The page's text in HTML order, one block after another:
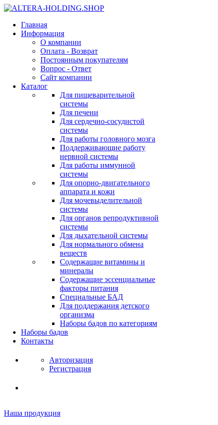
Главная
Информация
О компании
Оплата - Возврат
Постоянным покупателям
Вопрос - Ответ
Сайт компании
Каталог
Для пищеварительной
системы
Для печени
Для сердечно-сосудистой
системы
Для работы головного мозга
Поддерживающие работу
нервной системы
Для работы иммунной
системы
Для опорно-двигательного
аппарата и кожи
Для мочевыделительной
системы
Для органов репродуктивной
системы
Для дыхательной системы
Для нормального обмена
веществ
Содержащие витамины и
минералы
Содержащие эссенциальные
факторы питания
Специальные БАД
Для поддержания детского
организма
Наборы бадов по категориям
Наборы бадов
Контакты
Авторизация
Регистрация
Наша продукция